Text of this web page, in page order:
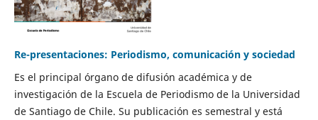
Re-presentaciones: Periodismo, comunicación y sociedad
Es el principal órgano de difusión académica y de
investigación de la Escuela de Periodismo de la Universidad
de Santiago de Chile. Su publicación es semestral y está